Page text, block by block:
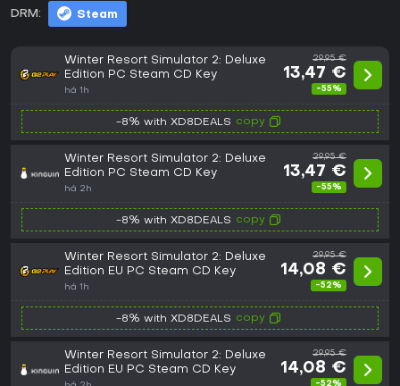
DRM: Steam
Winter Resort Simulator 2: Deluxe
Edition PC Steam CD Key
há 1h
29,95 €
13,47 €
-55%
-8% with XD8DEALS copy
Winter Resort Simulator 2: Deluxe
Edition PC Steam CD Key
há 2h
29,95 €
13,47 €
-55%
-8% with XD8DEALS copy
Winter Resort Simulator 2: Deluxe
Edition EU PC Steam CD Key
há 1h
29,95 €
14,08 €
-52%
-8% with XD8DEALS copy
Winter Resort Simulator 2: Deluxe
Edition EU PC Steam CD Key
29,95 €
14,08 €
-52%